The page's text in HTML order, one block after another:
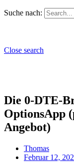
Suche nach:
Close search
Die 0-DTE-
OptionsApp
Angebot)
Thomas
Februar 12,